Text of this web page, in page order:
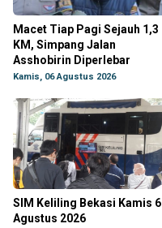
Macet Tiap Pagi Sejauh 1,3
KM, Simpang Jalan
Asshobirin Diperlebar
Kamis, 06 Agustus 2026
SIM Keliling Bekasi Kamis 6
Agustus 2026